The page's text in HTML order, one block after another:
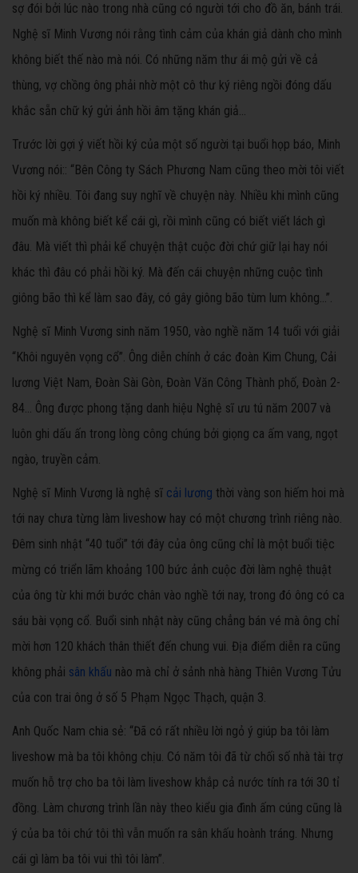
sợ đói bởi lúc nào trong nhà cũng có người tới cho đồ ăn, bánh trái.
Nghệ sĩ Minh Vương nói rằng tình cảm của khán giả dành cho mình
không biết thế nào mà nói. Có những năm thư ái mộ gửi về cả
thùng, vợ chồng ông phải nhờ một cô thư ký riêng ngồi đóng dấu
khắc sẵn chữ ký gửi ảnh hồi âm tặng khán giả…
Trước lời gợi ý viết hồi ký của một số người tại buổi họp báo, Minh
Vương nói:: “Bên Công ty Sách Phương Nam cũng theo mời tôi viết
hồi ký nhiều. Tôi đang suy nghĩ về chuyện này. Nhiều khi mình cũng
muốn mà không biết kể cái gì, rồi mình cũng có biết viết lách gì
đâu. Mà viết thì phải kể chuyện thật cuộc đời chứ giữ lại hay nói
khác thì đâu có phải hồi ký. Mà đến cái chuyện những cuộc tình
giông bão thì kể làm sao đây, có gây giông bão tùm lum không…”.
Nghệ sĩ Minh Vương sinh năm 1950, vào nghề năm 14 tuổi với giải
“Khôi nguyên vọng cổ”. Ông diễn chính ở các đoàn Kim Chung, Cải
lương Việt Nam, Đoàn Sài Gòn, Đoàn Văn Công Thành phố, Đoàn 2-
84… Ông được phong tặng danh hiệu Nghệ sĩ ưu tú năm 2007 và
luôn ghi dấu ấn trong lòng công chúng bởi giọng ca ấm vang, ngọt
ngào, truyền cảm.
Nghệ sĩ Minh Vương là nghệ sĩ cải lương thời vàng son hiếm hoi mà
tới nay chưa từng làm liveshow hay có một chương trình riêng nào.
Đêm sinh nhật “40 tuổi” tới đây của ông cũng chỉ là một buổi tiệc
mừng có triển lãm khoảng 100 bức ảnh cuộc đời làm nghệ thuật
của ông từ khi mới bước chân vào nghề tới nay, trong đó ông có ca
sáu bài vọng cổ. Buổi sinh nhật này cũng chẳng bán vé mà ông chỉ
mời hơn 120 khách thân thiết đến chung vui. Địa điểm diễn ra cũng
không phải sân khấu nào mà chỉ ở sảnh nhà hàng Thiên Vương Tửu
của con trai ông ở số 5 Phạm Ngọc Thạch, quận 3.
Anh Quốc Nam chia sẻ: “Đã có rất nhiều lời ngỏ ý giúp ba tôi làm
liveshow mà ba tôi không chịu. Có năm tôi đã từ chối số nhà tài trợ
muốn hỗ trợ cho ba tôi làm liveshow khắp cả nước tính ra tới 30 tỉ
đồng. Làm chương trình lần này theo kiểu gia đình ấm cúng cũng là
ý của ba tôi chứ tôi thì vẫn muốn ra sân khấu hoành tráng. Nhưng
cái gì làm ba tôi vui thì tôi làm”.